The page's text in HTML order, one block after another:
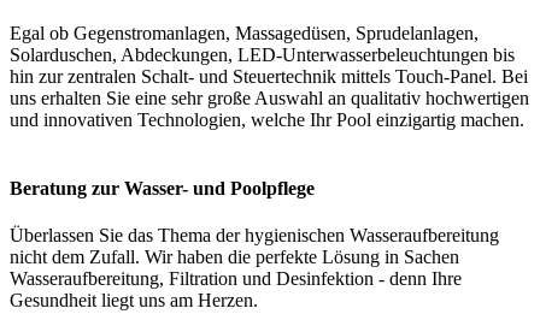
Egal ob Gegenstromanlagen, Massagedüsen, Sprudelanlagen,
Solarduschen, Abdeckungen, LED-Unterwasserbeleuchtungen bis
hin zur zentralen Schalt- und Steuertechnik mittels Touch-Panel. Bei
uns erhalten Sie eine sehr große Auswahl an qualitativ hochwertigen
und innovativen Technologien, welche Ihr Pool einzigartig machen.
Beratung zur Wasser- und Poolpflege
Überlassen Sie das Thema der hygienischen Wasseraufbereitung
nicht dem Zufall. Wir haben die perfekte Lösung in Sachen
Wasseraufbereitung, Filtration und Desinfektion - denn Ihre
Gesundheit liegt uns am Herzen.